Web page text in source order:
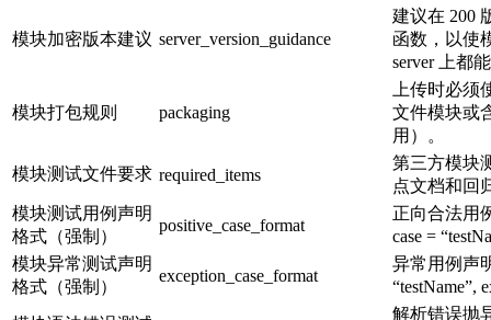
模块加密版本建议 server_version_guidance
建议在 200
函数，以使
server 上都
模块打包规则 packaging
上传时必须
文件模块或
用）。
模块测试文件要求 required_items
第三方模块
点文档和回
模块测试用例声明
格式（强制）
positive_case_format
正向合法用
case =
模块异常测试声明
格式（强制）
exception_case_format
异常用例声
“testName”,
解析错误抛